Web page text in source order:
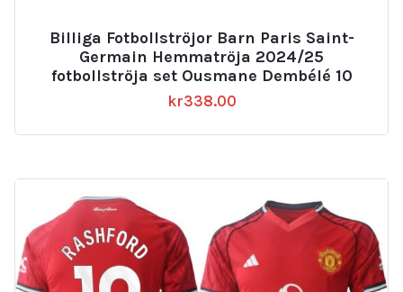
Billiga Fotbollströjor Barn Paris Saint-
Germain Hemmatröja 2024/25
fotbollströja set Ousmane Dembélé 10
kr338.00